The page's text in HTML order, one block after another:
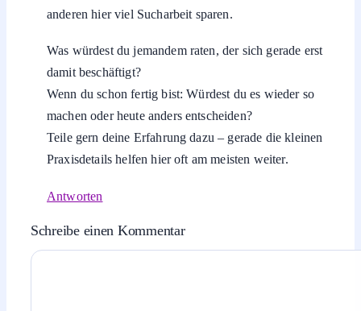
anderen hier viel Sucharbeit sparen.
Was würdest du jemandem raten, der sich gerade erst
damit beschäftigt?
Wenn du schon fertig bist: Würdest du es wieder so
machen oder heute anders entscheiden?
Teile gern deine Erfahrung dazu – gerade die kleinen
Praxisdetails helfen hier oft am meisten weiter.
Antworten
Schreibe einen Kommentar
Kommentar